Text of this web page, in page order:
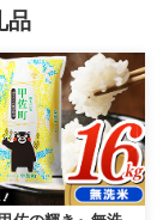
品